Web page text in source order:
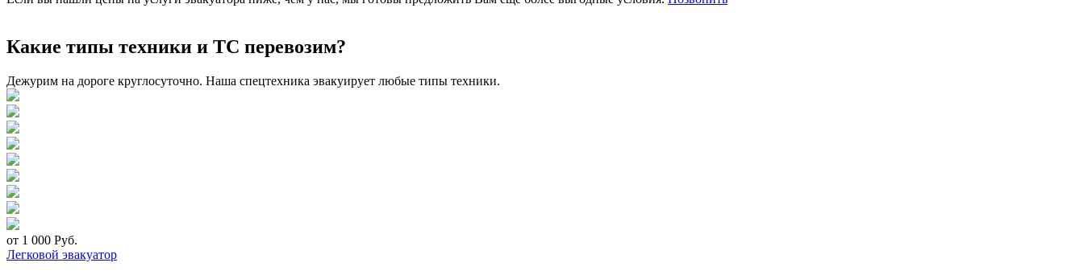
Какие типы техники и ТС перевозим?
Дежурим на дороге круглосуточно. Наша спецтехника эвакуирует любые типы техники.
от 1 000 Руб.
Легковой эвакуатор